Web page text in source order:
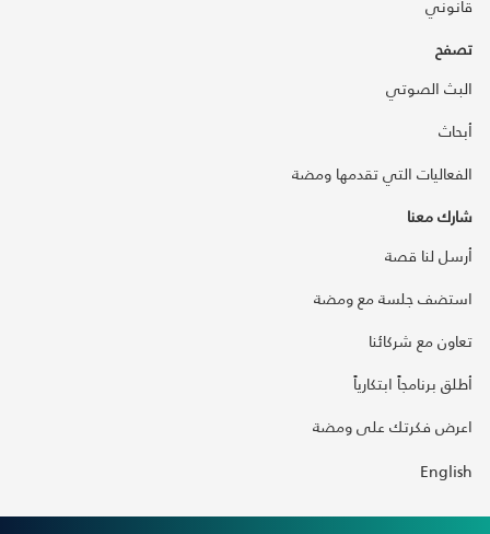
قانوني
تصفح
البث الصوتي
أبحاث
الفعاليات التي تقدمها ومضة
شارك معنا
أرسل لنا قصة
استضف جلسة مع ومضة
تعاون مع شركائنا
أطلق برنامجاً ابتكارياً
اعرض فكرتك على ومضة
English